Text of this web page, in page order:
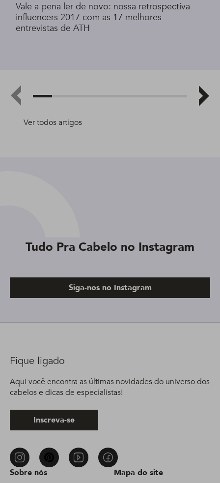
Ver todos artigos
Vale a pena ler de novo: nossa retrospectiva
influencers 2017 com as 17 melhores
entrevistas de ATH
Tudo Pra Cabelo no Instagram
Siga-nos no Instagram
Sobre nós Mapa do site
Fique ligado
Aqui você encontra as últimas novidades do universo dos
cabelos e dicas de especialistas!
Inscreva-se